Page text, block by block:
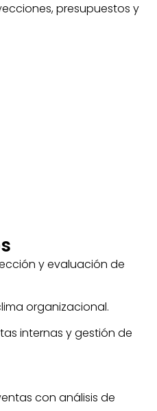
presupuestos y
y evaluación de
organizacional.
internas y gestión de
con análisis de